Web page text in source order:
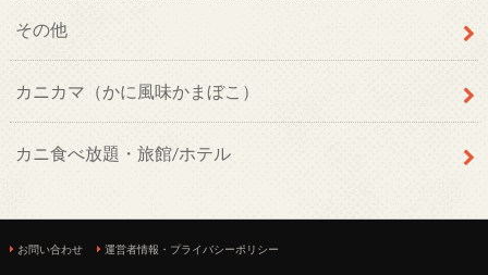
その他
カニカマ（かに風味かまぼこ）
カニ食べ放題・旅館/ホテル
お問い合わせ 運営者情報・プライバシーポリシー